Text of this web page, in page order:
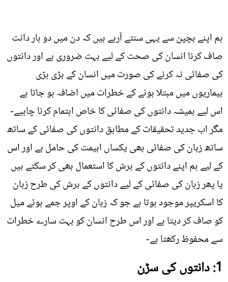
ہم اپنے بچپن سے یہی سنتے آرہے ہیں کہ دن میں دو بار دانت
صاف کرنا انسان کی صحت کے لیے بہت ضروری ہے اور دانتوں
کی صفائی نہ کرنے کی صورت میں انسان کے بڑی بڑی
بیماریوں میں مبتلا ہونے کے خطرات میں اضافہ ہو جاتا ہے
اس لیے ہمیشہ دانتوں کی صفائی کا خاص اہتمام کرنا چاہیے-
مگر اب جدید تحقیقات کے مطابق دانتوں کی صفائی کے ساتھ
ساتھ زبان کی صفائی بھی یکساں اہیمت کی حامل ہے اور اس
کے لیے ہم اپنے دانتوں کے برش کا استعمال بھی کر سکتے ہیں
یا پھر زبان کی صفائی کے لیے دانتوں کے برش کی طرح زبان
کا اسکریپر موجود ہوتا ہے جو کہ زبان کے اوپر جمے ہوئے میل
کو صاف کر دیتا ہے اور اس طرح انسان کو بہت سارے خطرات
سے محفوظ رکھتا ہے-
1: دانتوں کی سڑن